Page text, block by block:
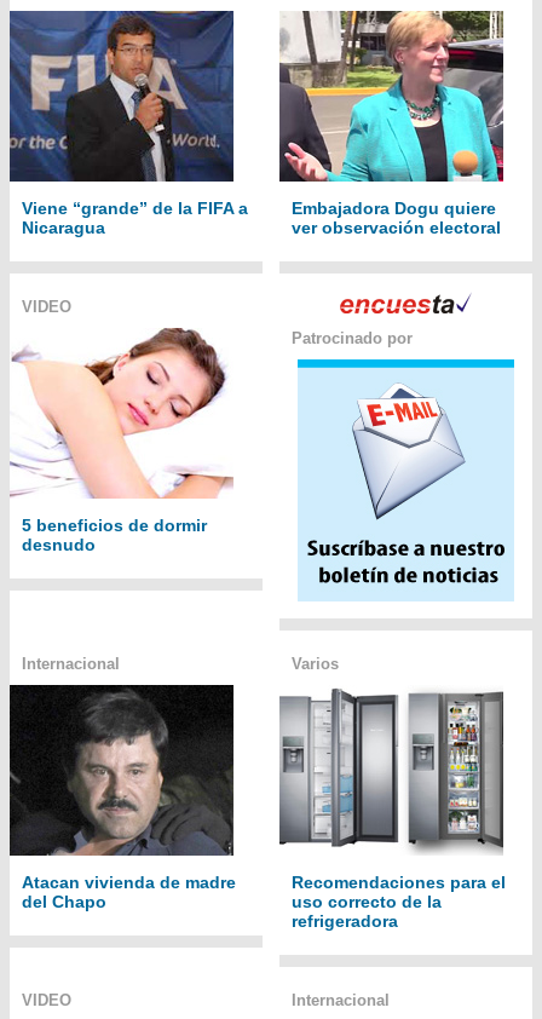
Viene “grande” de la FIFA a
Nicaragua
Embajadora Dogu quiere
ver observación electoral
VIDEO
5 beneficios de dormir
desnudo
Patrocinado por
Internacional
Atacan vivienda de madre
del Chapo
Varios
Recomendaciones para el
uso correcto de la
refrigeradora
VIDEO Internacional